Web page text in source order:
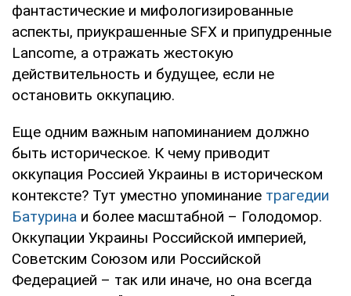
фантастические и мифологизированные
аспекты, приукрашенные SFX и припудренные
Lancome, а отражать жестокую
действительность и будущее, если не
остановить оккупацию.
Еще одним важным напоминанием должно
быть историческое. К чему приводит
оккупация Россией Украины в историческом
контексте? Тут уместно упоминание трагедии
Батурина и более масштабной – Голодомор.
Оккупации Украины Российской империей,
Советским Союзом или Российской
Федерацией – так или иначе, но она всегда